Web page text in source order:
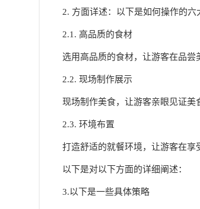
2. 方面详述：以下是如何操作的六
2.1. 高品质的食材
选用高品质的食材，让游客在品尝
2.2. 现场制作展示
现场制作美食，让游客亲眼见证美
2.3. 环境布置
打造舒适的就餐环境，让游客在享
以下是对以下方面的详细阐述：
3.以下是一些具体策略